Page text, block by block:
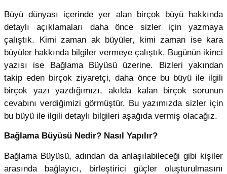
Büyü dünyası içerinde yer alan birçok büyü hakkında
detaylı açıklamaları daha önce sizler için yazmaya
çalıştık. Kimi zaman ak büyüler, kimi zaman ise kara
büyüler hakkında bilgiler vermeye çalıştık. Bugünün ikinci
yazısı ise Bağlama Büyüsü üzerine. Bizleri yakından
takip eden birçok ziyaretçi, daha önce bu büyü ile ilgili
birçok yazı yazdığımızı, akılda kalan birçok sorunun
cevabını verdiğimizi görmüştür. Bu yazımızda sizler için
bu büyü ile ilgili detaylı bilgileri aşağıda vermiş olacağız.
Bağlama Büyüsü Nedir? Nasıl Yapılır?
Bağlama Büyüsü, adından da anlaşılabileceği gibi kişiler
arasında bağlayıcı, birleştirici güçler oluşturulmasını